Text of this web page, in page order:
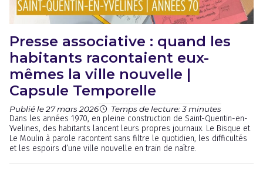
Presse associative : quand les
habitants racontaient eux-
mêmes la ville nouvelle |
Capsule Temporelle
Publié le 27 mars 2026 Temps de lecture: 3 minutes
Dans les années 1970, en pleine construction de Saint-Quentin-en-
Yvelines, des habitants lancent leurs propres journaux. Le Bisque et
Le Moulin à parole racontent sans filtre le quotidien, les difficultés
et les espoirs d’une ville nouvelle en train de naître.